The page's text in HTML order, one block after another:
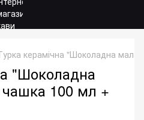
керамічна "Шоколадна
"Шоколадна
100 мл +